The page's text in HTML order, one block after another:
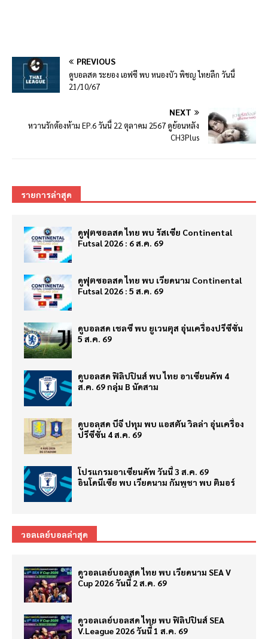
PREVIOUS
ดูบอลสด ระยอง เอฟซี พบ หนองบัว พิชญ ไทยลีก วันนี้
21/10/67
NEXT
หวานรักต้องห้าม EP.6 วันนี้ 22 ตุลาคม 2567 ดูย้อนหลัง
CH3Plus
รายการล่าสุด
ดูฟุตซอลสด ไทย พบ รัสเซีย Continental
Futsal 2026 : 6 ส.ค. 69
ดูฟุตซอลสด ไทย พบ เวียดนาม Continental
Futsal 2026 : 5 ส.ค. 69
ดูบอลสด เชลซี พบ ยูเวนตุส อุ่นเครื่องปรีซีซั่น
5 ส.ค. 69
ดูบอลสด ฟิลิปปินส์ พบ ไทย อาเซียนคัพ 4
ส.ค. 69 กลุ่ม B นัดสาม
ดูบอลสด บีจี ปทุม พบ แอสตัน วิลล่า อุ่นเครื่อง
ปรีซีซั่น 4 ส.ค. 69
โปรแกรมอาเซียนคัพ วันนี้ 3 ส.ค. 69
อินโดนีเซีย พบ เวียดนาม กัมพูชา พบ ติมอร์
วอลเลย์บอลล่าสุด
ดูวอลเลย์บอลสด ไทย พบ เวียดนาม SEA V
Cup 2026 วันนี้ 2 ส.ค. 69
ดูวอลเลย์บอลสด ไทย พบ ฟิลิปปินส์ SEA
V.League 2026 วันนี้ 1 ส.ค. 69